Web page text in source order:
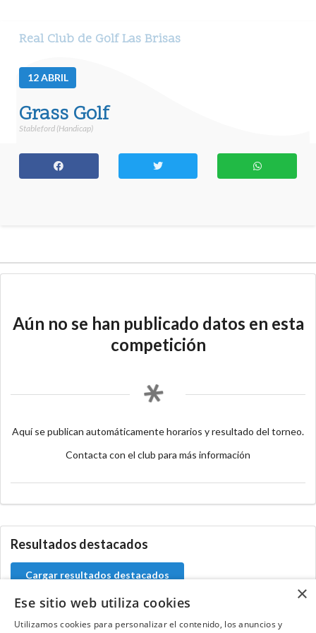
Real Club de Golf Las Brisas
12ABRIL
Grass Golf
Stableford (Handicap)
Aún no se han publicado datos en esta
competición
Aquí se publican automáticamente horarios y resultado del torneo.
Contacta con el club para más información
Resultados destacados
Cargar resultados destacados
×
Ese sitio web utiliza cookies
Utilizamos cookies para personalizar el contenido, los anuncios y